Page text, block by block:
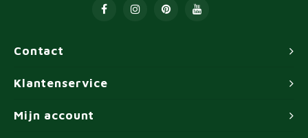
Contact
Klantenservice
Mijn account